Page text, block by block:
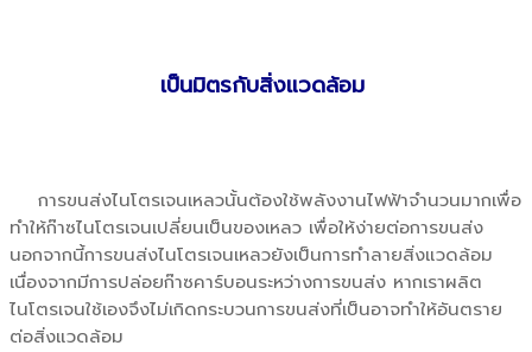
เป็นมิตรกับสิ่งแวดล้อม
การขนส่งไนโตรเจนเหลวนั้นต้องใช้พลังงานไฟฟ้าจำนวนมากเพื่อ
ทำให้ก๊าซไนโตรเจนเปลี่ยนเป็นของเหลว เพื่อให้ง่ายต่อการขนส่ง
นอกจากนี้การขนส่งไนโตรเจนเหลวยังเป็นการทำลายสิ่งแวดล้อม
เนื่องจากมีการปล่อยก๊าซคาร์บอนระหว่างการขนส่ง หากเราผลิต
ไนโตรเจนใช้เองจึงไม่เกิดกระบวนการขนส่งที่เป็นอาจทำให้อันตราย
ต่อสิ่งแวดล้อม